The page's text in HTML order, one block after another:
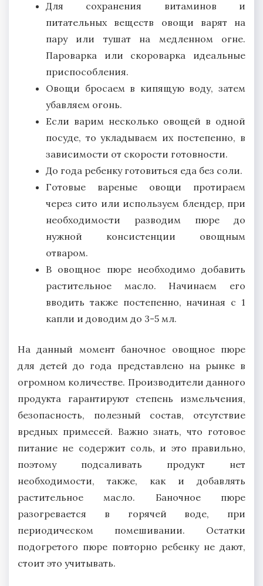
Для сохранения витаминов и
питательных веществ овощи варят на
пару или тушат на медленном огне.
Пароварка или скороварка идеальные
приспособления.
Овощи бросаем в кипящую воду, затем
убавляем огонь.
Если варим несколько овощей в одной
посуде, то укладываем их постепенно, в
зависимости от скорости готовности.
До года ребенку готовиться еда без соли.
Готовые вареные овощи протираем
через сито или используем блендер, при
необходимости разводим пюре до
нужной консистенции овощным
отваром.
В овощное пюре необходимо добавить
растительное масло. Начинаем его
вводить также постепенно, начиная с 1
капли и доводим до 3-5 мл.
На данный момент баночное овощное пюре
для детей до года представлено на рынке в
огромном количестве. Производители данного
продукта гарантируют степень измельчения,
безопасность, полезный состав, отсутствие
вредных примесей. Важно знать, что готовое
питание не содержит соль, и это правильно,
поэтому подсаливать продукт нет
необходимости, также, как и добавлять
растительное масло. Баночное пюре
разогревается в горячей воде, при
периодическом помешивании. Остатки
подогретого пюре повторно ребенку не дают,
стоит это учитывать.